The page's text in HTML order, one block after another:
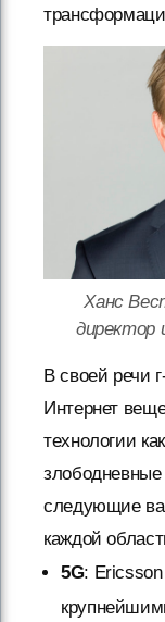
Ханс
директор
В своей речи
Интернет
технологии
следующие
каждой
5G: